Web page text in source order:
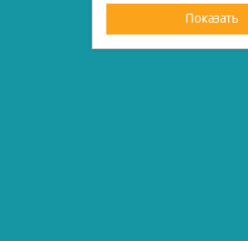
Показать